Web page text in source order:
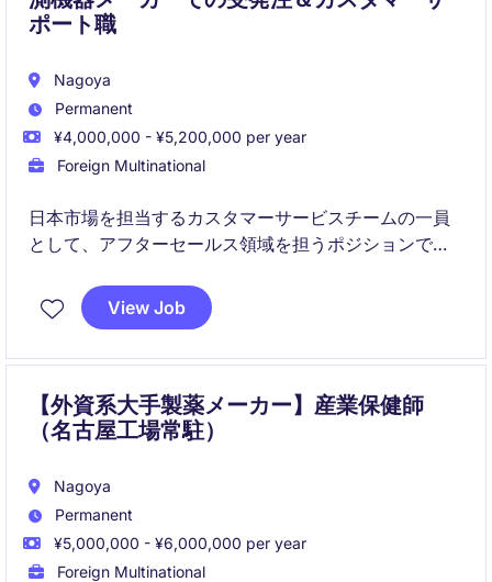
ポート職
Nagoya
Permanent
¥4,000,000 - ¥5,200,000 per year
Foreign Multinational
日本市場を担当するカスタマーサービスチームの一員
として、アフターセールス領域を担うポジションで
技術チームや海外拠点と連携しながら、顧客満足度の
向上を支える役割が期待されています。
View Job
【外資系大手製薬メーカー】産業保健師
（名古屋工場常駐）
Nagoya
Permanent
¥5,000,000 - ¥6,000,000 per year
Foreign Multinational